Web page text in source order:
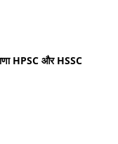
HPSC और HSSC